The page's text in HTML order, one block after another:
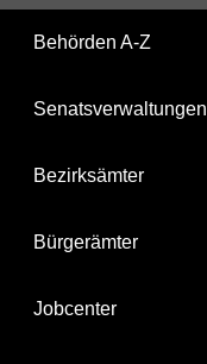
Behörden A-Z
Senatsverwaltungen
Bezirksämter
Bürgerämter
Jobcenter